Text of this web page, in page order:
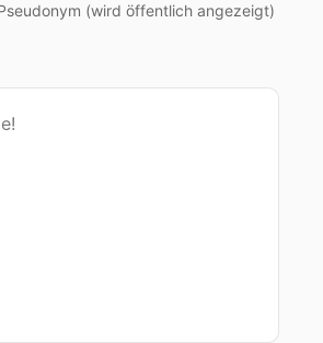
(wird öffentlich angezeigt)